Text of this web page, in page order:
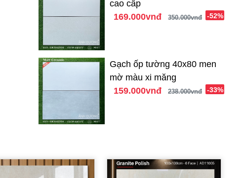
cao cấp
169.000vnđ
350.000vnđ -52%
Gạch ốp tường 40x80 men
mờ màu xi măng
159.000vnđ
238.000vnđ -33%